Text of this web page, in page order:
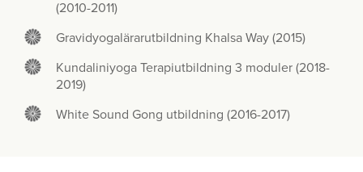
(2010-2011)
Gravidyogalärarutbildning Khalsa Way (2015)
Kundaliniyoga Terapiutbildning 3 moduler (2018-
2019)
White Sound Gong utbildning (2016-2017)